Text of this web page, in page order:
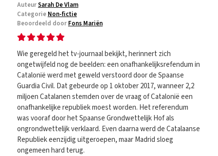
AuteurSarah De Vlam
Categorie Non-fictie
Beoordeeld door Fons Mariën
Wie geregeld het tv-journaal bekijkt, herinnert zich
ongetwijfeld nog de beelden: een onafhankelijksrefendum in
Catalonië werd met geweld verstoord door de Spaanse
Guardia Civil. Dat gebeurde op 1 oktober 2017, wanneer 2,2
miljoen Catalanen stemden over de vraag of Catalonië een
onafhankelijke republiek moest worden. Het referendum
was vooraf door het Spaanse Grondwettelijk Hof als
ongrondwettelijk verklaard. Even daarna werd de Catalaanse
Republiek eenzijdig uitgeroepen, maar Madrid sloeg
ongemeen hard terug.